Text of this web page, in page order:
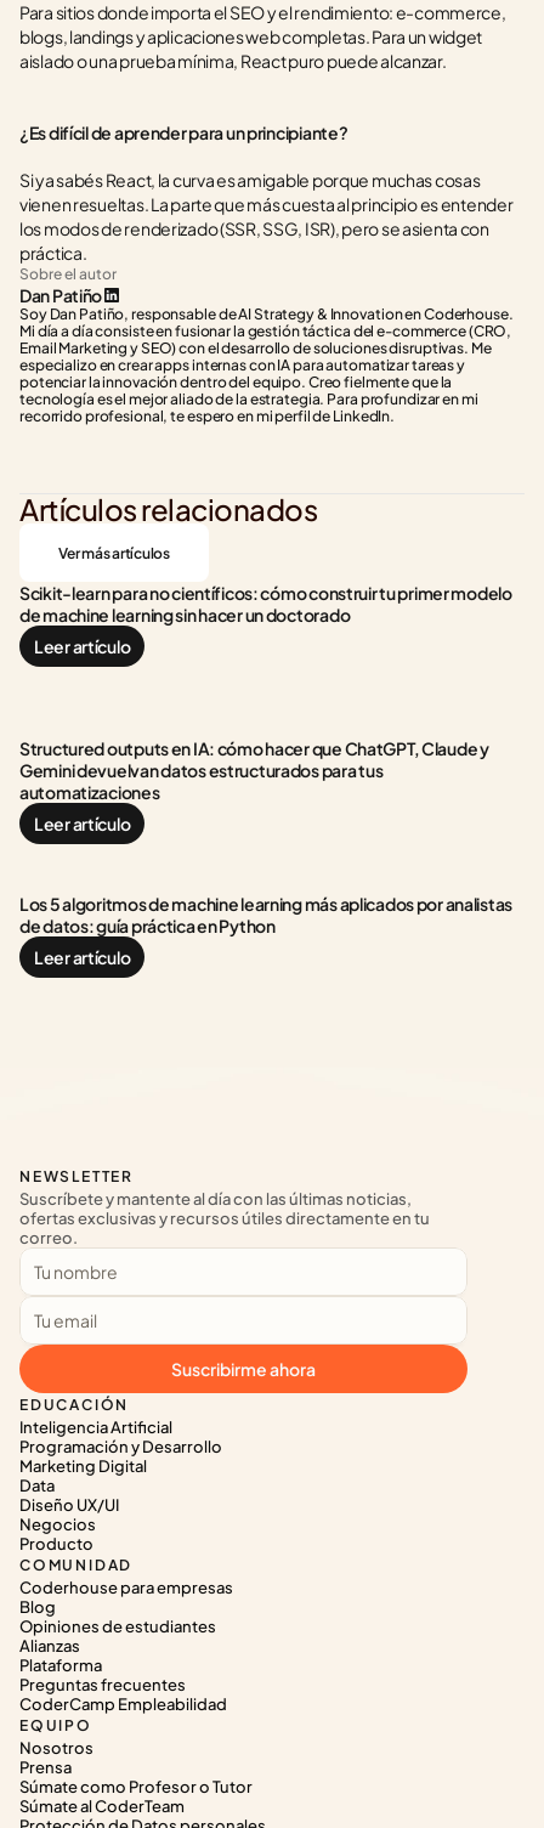
Para sitios donde importa el SEO y el rendimiento: e-commerce,
blogs, landings y aplicaciones web completas. Para un widget
aislado o una prueba mínima, React puro puede alcanzar.
¿Es difícil de aprender para un principiante?
Si ya sabés React, la curva es amigable porque muchas cosas
vienen resueltas. La parte que más cuesta al principio es entender
los modos de renderizado (SSR, SSG, ISR), pero se asienta con
práctica.
Sobre el autor
Dan Patiño
Soy Dan Patiño, responsable de AI Strategy & Innovation en Coderhouse.
Mi día a día consiste en fusionar la gestión táctica del e-commerce (CRO,
Email Marketing y SEO) con el desarrollo de soluciones disruptivas. Me
especializo en crear apps internas con IA para automatizar tareas y
potenciar la innovación dentro del equipo. Creo fielmente que la
tecnología es el mejor aliado de la estrategia. Para profundizar en mi
recorrido profesional, te espero en mi perfil de LinkedIn.
Artículos relacionados
Ver más artículos
Scikit-learn para no científicos: cómo construir tu primer modelo
de machine learning sin hacer un doctorado
Leer artículo
Structured outputs en IA: cómo hacer que ChatGPT, Claude y
Gemini devuelvan datos estructurados para tus
automatizaciones
Leer artículo
Los 5 algoritmos de machine learning más aplicados por analistas
de datos: guía práctica en Python
Leer artículo
EDUCACIÓN
Inteligencia Artificial
Programación y Desarrollo
Marketing Digital
Data
Diseño UX/UI
Negocios
Producto
COMUNIDAD
Coderhouse para empresas
Blog
Opiniones de estudiantes
Alianzas
Plataforma
Preguntas frecuentes
CoderCamp Empleabilidad
EQUIPO
Nosotros
Prensa
Súmate como Profesor o Tutor
Súmate al CoderTeam
NEWSLETTER
Suscríbete y mantente al día con las últimas noticias,
ofertas exclusivas y recursos útiles directamente en tu
correo.
Suscribirme ahora